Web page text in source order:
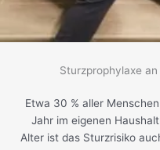
Sturzprophylaxe
Etwa 30 % aller
Jahr im eigenen
Alter ist das Sturzrisiko